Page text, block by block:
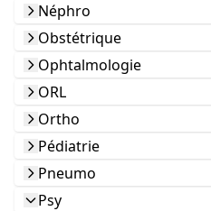
Néphro
Obstétrique
Ophtalmologie
ORL
Ortho
Pédiatrie
Pneumo
Psy